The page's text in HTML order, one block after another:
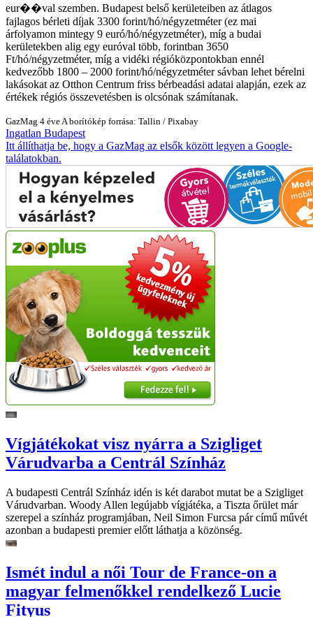
eur��val szemben. Budapest belső kerületeiben az átlagos
fajlagos bérleti díjak 3300 forint/hó/négyzetméter (ez mai
árfolyamon mintegy 9 euró/hó/négyzetméter), míg a budai
kerületekben alig egy euróval több, forintban 3650
Ft/hó/négyzetméter, míg a vidéki régióközpontokban ennél
kedvezőbb 1800 – 2000 forint/hó/négyzetméter sávban lehet bérelni
lakásokat az Otthon Centrum friss bérbeadási adatai alapján, ezek az
értékek régiós összevetésben is olcsónak számítanak.
GazMag 4 éve A borítókép forrása: Tallin / Pixabay
Ingatlan Budapest
Itt állíthatja be, hogy a GazMag az elsők között legyen a Google-
találatokban.
Vígjátékokat visz nyárra a Szigliget
Várudvarba a Centrál Színház
A budapesti Centrál Színház idén is két darabot mutat be a Szigliget
Várudvarban. Woody Allen legújabb vígjátéka, a Tiszta őrület már
szerepel a színház programjában, Neil Simon Furcsa pár című művét
azonban a budapesti premier előtt láthatja a közönség.
Ismét indul a női Tour de France-on a
magyar felmenőkkel rendelkező Lucie
Fityus